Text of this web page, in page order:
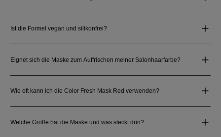
Ist die Formel vegan und silikonfrei?
Eignet sich die Maske zum Auffrischen meiner Salonhaarfarbe?
Wie oft kann ich die Color Fresh Mask Red verwenden?
Welche Größe hat die Maske und was steckt drin?